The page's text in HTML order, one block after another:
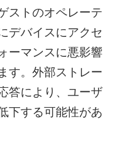
ストのオペレーテ
デバイスにアクセ
ーマンスに悪影響
す。外部ストレー
答により、ユーザ
下する可能性があ